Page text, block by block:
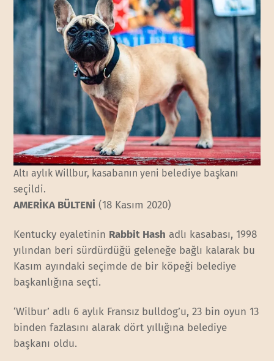
Altı aylık Willbur, kasabanın yeni belediye başkanı
seçildi.
AMERİKA BÜLTENİ (18 Kasım 2020)
Kentucky eyaletinin Rabbit Hash adlı kasabası, 1998
yılından beri sürdürdüğü geleneğe bağlı kalarak bu
Kasım ayındaki seçimde de bir köpeği belediye
başkanlığına seçti.
‘Wilbur’ adlı 6 aylık Fransız bulldog’u, 23 bin oyun 13
binden fazlasını alarak dört yıllığına belediye
başkanı oldu.